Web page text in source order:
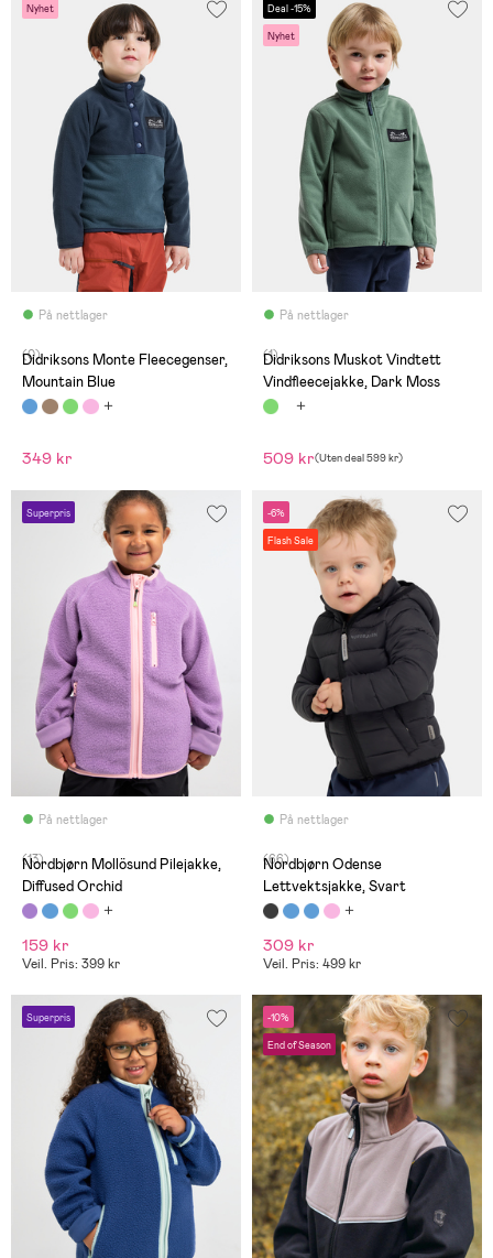
Nyhet
På nettlager
(0)
Didriksons Monte Fleecegenser,
Mountain Blue
349 kr
Deal -15%
Nyhet
På nettlager
(1)
Didriksons Muskot Vindtett
Vindfleecejakke, Dark Moss
509 kr(Uten deal599 kr)
Superpris
På nettlager
(13)
Nordbjørn Mollösund Pilejakke,
Diffused Orchid
159 kr
Veil. Pris: 399 kr
-6%
Flash Sale
På nettlager
(66)
Nordbjørn Odense
Lettvektsjakke, Svart
309 kr
Veil. Pris: 499 kr
Superpris -10%
End of Season